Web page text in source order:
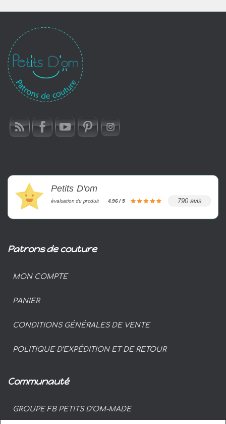
Petits D'om
évaluation du produit 4.96 / 5 790 avis
Patrons de couture
MON COMPTE
PANIER
CONDITIONS GÉNÉRALES DE VENTE
POLITIQUE D’EXPÉDITION ET DE RETOUR
Communauté
GROUPE FB PETITS D’OM-MADE